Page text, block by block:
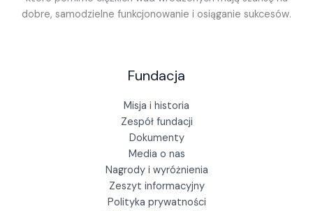
dobre, samodzielne funkcjonowanie i osiąganie sukcesów.
Fundacja
Misja i historia
Zespół fundacji
Dokumenty
Media o nas
Nagrody i wyróżnienia
Zeszyt informacyjny
Polityka prywatności